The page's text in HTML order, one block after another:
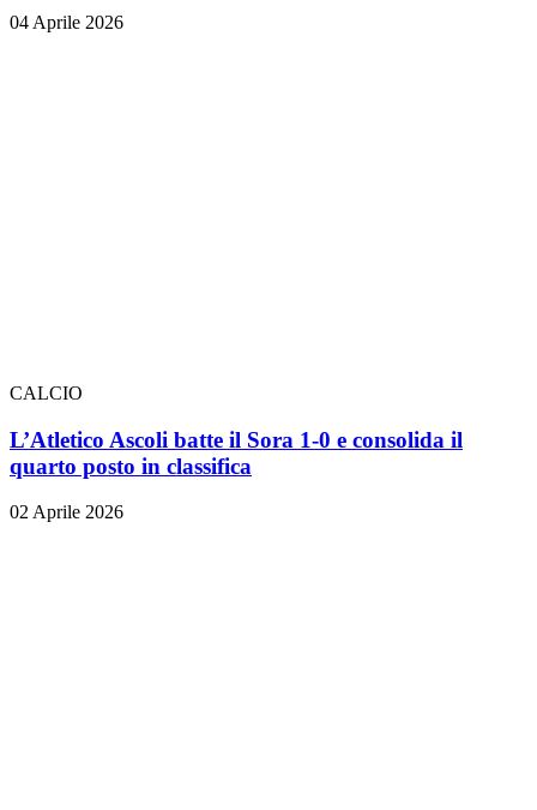
04 Aprile 2026
CALCIO
L’Atletico Ascoli batte il Sora 1-0 e consolida il
quarto posto in classifica
02 Aprile 2026